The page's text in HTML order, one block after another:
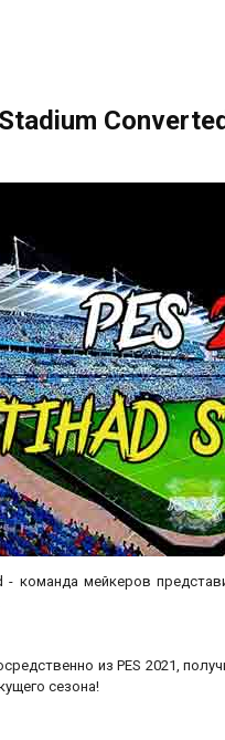
Converted
- команда мейкеров
из PES 2021,
сезона!